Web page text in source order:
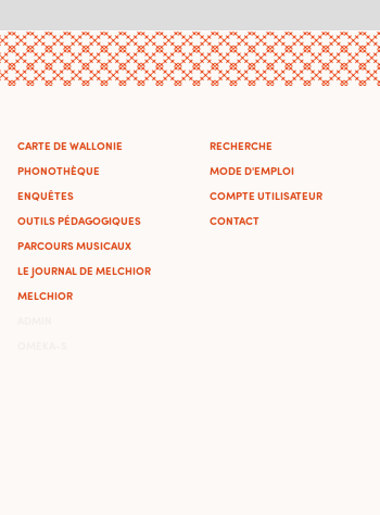
CARTE DE WALLONIE
PHONOTHÈQUE
ENQUÊTES
OUTILS PÉDAGOGIQUES
PARCOURS MUSICAUX
LE JOURNAL DE MELCHIOR
MELCHIOR
RECHERCHE
MODE D'EMPLOI
COMPTE UTILISATEUR
CONTACT